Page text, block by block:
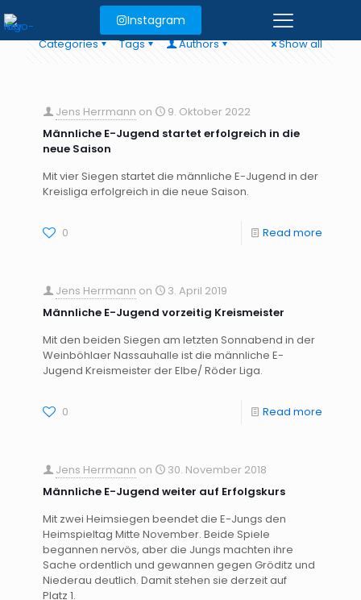
Instagram
Categories Tags Authors Show all
Jens Herrmann on
9. Oktober 2022
Männliche E-Jugend startet erfolgreich in die
neue Saison
Mit vier Siegen startet die männliche E-Jugend in der
Kreisliga erfolgreich in die neue Saison.
0 Read more
Jens Herrmann on
3. April 2019
Männliche E-Jugend vorzeitig Kreismeister
Mit den beiden Siegen am letzten Sonnabend in der
Weinböhlaer Nassauhalle ist die männliche E-
Jugend Kreismeister der Elbe/ Röder Liga.
0 Read more
Jens Herrmann on
30. November 2018
Männliche E-Jugend weiter auf Erfolgskurs
Mit zwei Heimsiegen beendet die E-Jungs den
Heimspieltag Mitte November. Beide Spiele
begannen nervös, aber die Jungs machten ihre
Sache ordentlich und gewannen gegen Gröditz und
Niederau deutlich. Damit stehen sie derzeit auf
Platz 1.